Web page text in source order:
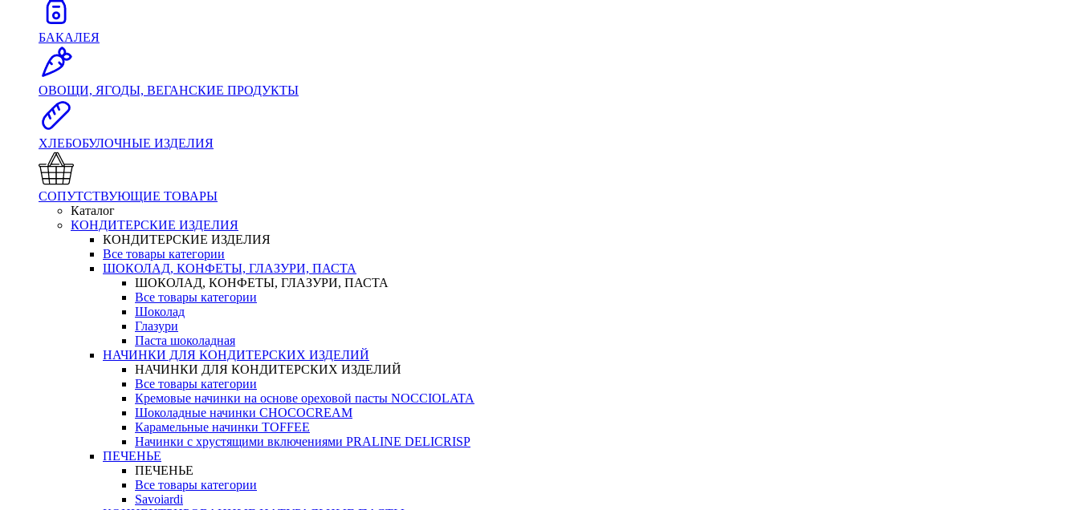
БАКАЛЕЯ
ОВОЩИ, ЯГОДЫ, ВЕГАНСКИЕ ПРОДУКТЫ
ХЛЕБОБУЛОЧНЫЕ ИЗДЕЛИЯ
СОПУТСТВУЮЩИЕ ТОВАРЫ
Каталог
КОНДИТЕРСКИЕ ИЗДЕЛИЯ
КОНДИТЕРСКИЕ ИЗДЕЛИЯ
Все товары категории
ШОКОЛАД, КОНФЕТЫ, ГЛАЗУРИ, ПАСТА
ШОКОЛАД, КОНФЕТЫ, ГЛАЗУРИ, ПАСТА
Все товары категории
Шоколад
Глазури
Паста шоколадная
НАЧИНКИ ДЛЯ КОНДИТЕРСКИХ ИЗДЕЛИЙ
НАЧИНКИ ДЛЯ КОНДИТЕРСКИХ ИЗДЕЛИЙ
Все товары категории
Кремовые начинки на основе ореховой пасты NOCCIOLATA
Шоколадные начинки CHOCOCREAM
Карамельные начинки TOFFEE
Начинки с хрустящими включениями PRALINE DELICRISP
ПЕЧЕНЬЕ
ПЕЧЕНЬЕ
Все товары категории
Savoiardi